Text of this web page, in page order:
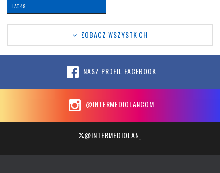
LAT: 49
ZOBACZ WSZYSTKICH
NASZ PROFIL FACEBOOK
@INTERMEDIOLANCOM
@INTERMEDIOLAN_